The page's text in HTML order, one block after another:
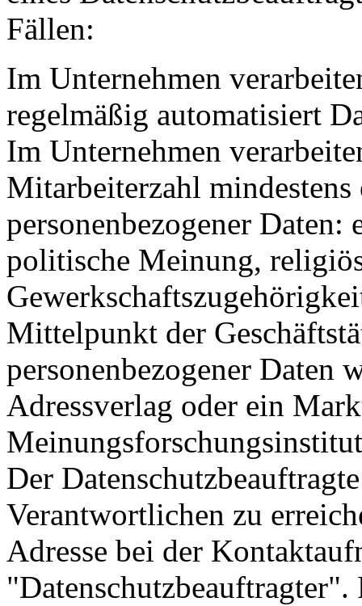
Fällen:
Im Unternehmen
regelmäßig automatisiert
Im Unternehmen
Mitarbeiterzahl
personenbezogener Daten:
politische Meinung,
Mittelpunkt der
personenbezogener Daten
Adressverlag oder ein
Der
Verantwortlichen zu
Adresse bei der